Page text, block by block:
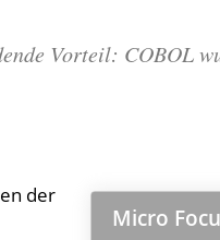
Vorteil: COBOL
Micro
der